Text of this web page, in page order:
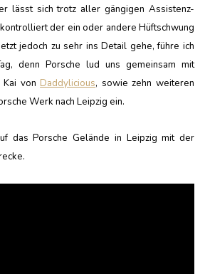
lässt sich trotz aller gängigen Assistenz-
der ein oder andere Hüftschwung
jedoch zu sehr ins Detail gehe, führe ich
denn Porsche lud uns gemeinsam mit
von Daddylicious, sowie zehn weiteren
Werk nach Leipzig ein.
das Porsche Gelände in Leipzig mit der